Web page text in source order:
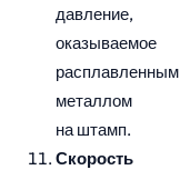
давление,
оказываемое
расплавленным
металлом
на штамп.
Скорость